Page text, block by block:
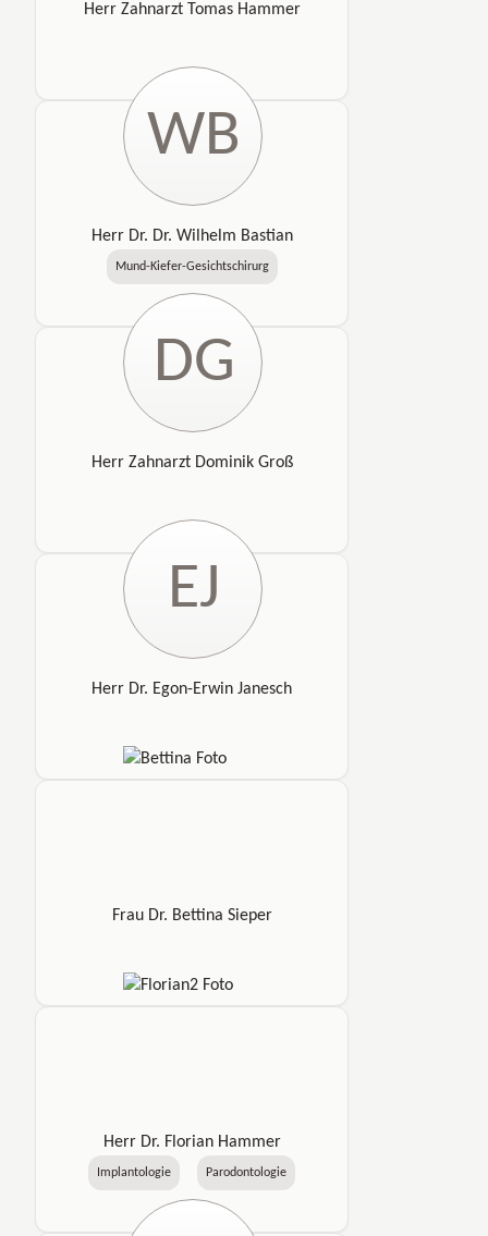
Herr Zahnarzt Tomas Hammer
WB
Herr Dr. Dr. Wilhelm Bastian
Mund-Kiefer-Gesichtschirurg
DG
Herr Zahnarzt Dominik Groß
EJ
Herr Dr. Egon-Erwin Janesch
Frau Dr. Bettina Sieper
Herr Dr. Florian Hammer
Implantologie Parodontologie